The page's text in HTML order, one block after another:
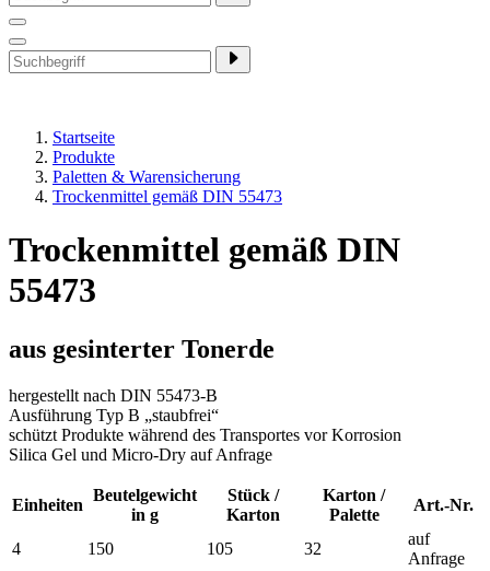
Startseite
Produkte
Paletten & Warensicherung
Trockenmittel gemäß DIN 55473
Trockenmittel gemäß DIN
55473
aus gesinterter Tonerde
hergestellt nach DIN 55473-B
Ausführung Typ B „staubfrei“
schützt Produkte während des Transportes vor Korrosion
Silica Gel und Micro-Dry auf Anfrage
Einheiten
Beutelgewicht
in g
Stück /
Karton
Karton /
Palette
Art.-Nr.
4 150 105 32
auf
Anfrage